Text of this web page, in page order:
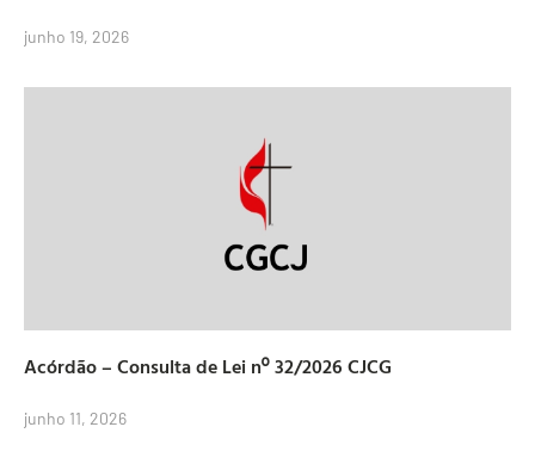
junho 19, 2026
Acórdão – Consulta de Lei nº 32/2026 CJCG
junho 11, 2026